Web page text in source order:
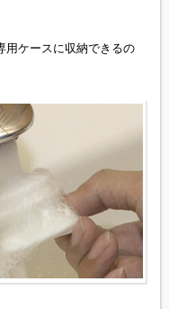
用ケースに収納できるの